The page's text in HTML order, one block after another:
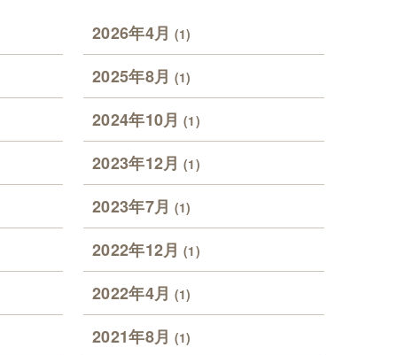
2026年4月 (1)
2025年8月 (1)
2024年10月 (1)
2023年12月 (1)
2023年7月 (1)
2022年12月 (1)
2022年4月 (1)
2021年8月 (1)